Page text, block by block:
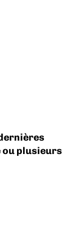
ou plusieurs